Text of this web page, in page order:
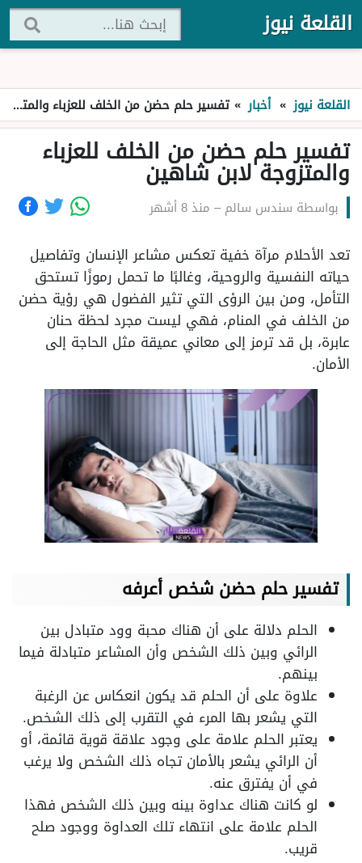
القلعة نيوز
القلعة نيوز » أخبار » تفسير حلم حضن من الخلف للعزباء والمتزوجة لابن شاهين
تفسير حلم حضن من الخلف للعزباء
والمتزوجة لابن شاهين
بواسطة سندس سالم– منذ 8 أشهر
تعد الأحلام مرآة خفية تعكس مشاعر الإنسان وتفاصيل
حياته النفسية والروحية، وغالبًا ما تحمل رموزًا تستحق
التأمل، ومن بين الرؤى التي تثير الفضول هي رؤية حضن
من الخلف في المنام، فهي ليست مجرد لحظة حنان
عابرة، بل قد ترمز إلى معاني عميقة مثل الحاجة إلى
الأمان.
تفسير حلم حضن شخص أعرفه
الحلم دلالة على أن هناك محبة وود متبادل بين
الرائي وبين ذلك الشخص وأن المشاعر متبادلة فيما
بينهم.
علاوة على أن الحلم قد يكون انعكاس عن الرغبة
التي يشعر بها المرء في التقرب إلى ذلك الشخص.
يعتبر الحلم علامة على وجود علاقة قوية قائمة، أو
أن الرائي يشعر بالأمان تجاه ذلك الشخص ولا يرغب
في أن يفترق عنه.
لو كانت هناك عداوة بينه وبين ذلك الشخص فهذا
الحلم علامة على انتهاء تلك العداوة ووجود صلح
قريب.